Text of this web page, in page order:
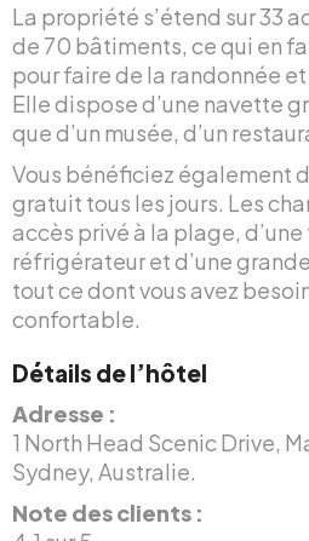
La propriété s’étend sur 33
de 70 bâtiments, ce qui en
pour faire de la randonnée
Elle dispose d’une navette
que d’un musée, d’un
Vous bénéficiez également
gratuit tous les jours. Les
accès privé à la plage, d’une
réfrigérateur et d’une
tout ce dont vous avez
confortable.
Détails de l’hôtel
Adresse :
1 North Head Scenic Drive,
Sydney, Australie.
Note des clients :